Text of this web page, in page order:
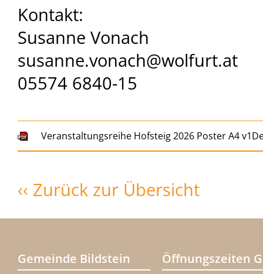
Kontakt:
Susanne Vonach
susanne.vonach@wolfurt.at
05574 6840-15
Veranstaltungsreihe Hofsteig 2026 Poster A4
‹‹ Zurück zur Übersicht
Gemeinde Bildstein Öffnungszeiten